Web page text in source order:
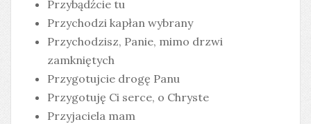
Przybądźcie tu
Przychodzi kapłan wybrany
Przychodzisz, Panie, mimo drzwi
zamkniętych
Przygotujcie drogę Panu
Przygotuję Ci serce, o Chryste
Przyjaciela mam